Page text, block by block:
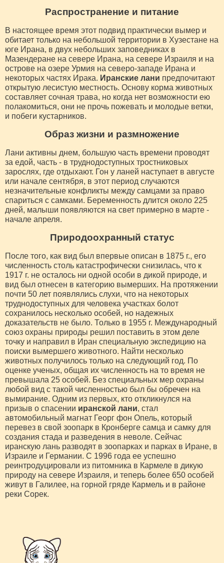
Распространение и питание
В настоящее время этот подвид практически вымер и
обитает только на небольшой территории в Хузестане на
юге Ирана, в двух небольших заповедниках в
Мазендеране на севере Ирана, на севере Израиля и на
острове на озере Урмия на северо-западе Ирана и
некоторых частях Ирака. Иранские лани предпочитают
открытую лесистую местность. Основу корма животных
составляет сочная трава, но когда нет возможности ею
полакомиться, они не прочь пожевать и молодые ветки,
и побеги кустарников.
Образ жизни и размножение
Лани активны днем, большую часть времени проводят
за едой, часть - в труднодоступных тростниковых
зарослях, где отдыхают. Гон у ланей наступает в августе
или начале сентября, в этот период случаются
незначительные конфликты между самцами за право
спариться с самками. Беременность длится около 225
дней, малыши появляются на свет примерно в марте -
начале апреля.
Природоохранный статус
После того, как вид был впервые описан в 1875 г., его
численность столь катастрофически снизилась, что к
1917 г. не осталось ни одной особи в дикой природе, и
вид был отнесен в категорию вымерших. На протяжении
почти 50 лет появлялись слухи, что на некоторых
труднодоступных для человека участках болот
сохранилось несколько особей, но надежных
доказательств не было. Только в 1955 г. Международный
союз охраны природы решил поставить в этом деле
точку и направил в Иран специальную экспедицию на
поиски вымершего животного. Найти несколько
животных получилось только на следующий год. По
оценке ученых, общая их численность на то время не
превышала 25 особей. Без специальных мер охраны
любой вид с такой численностью был бы обречен на
вымирание. Одним из первых, кто откликнулся на
призыв о спасении иранской лани, стал
автомобильный магнат Георг фон Опель, который
перевез в свой зоопарк в Кронберге самца и самку для
создания стада и разведения в неволе. Сейчас
иранскую лань разводят в зоопарках и парках в Иране, в
Израиле и Германии. С 1996 года ее успешно
реинтродуцировали из питомника в Кармеле в дикую
природу на севере Израиля, и теперь более 650 особей
живут в Галилее, на горной гряде Кармель и в районе
реки Сорек.